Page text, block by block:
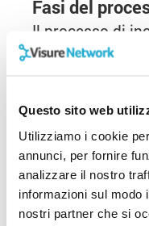
Questo sito web
Utilizziamo i cookie
annunci, per fornire
analizzare il nostro
informazioni sul modo
nostri partner che si
Fasi del
Il processo di
articola in tre
cinque mesi e
sostenere la
Questi servizi
orientamento
imprenditoriale,